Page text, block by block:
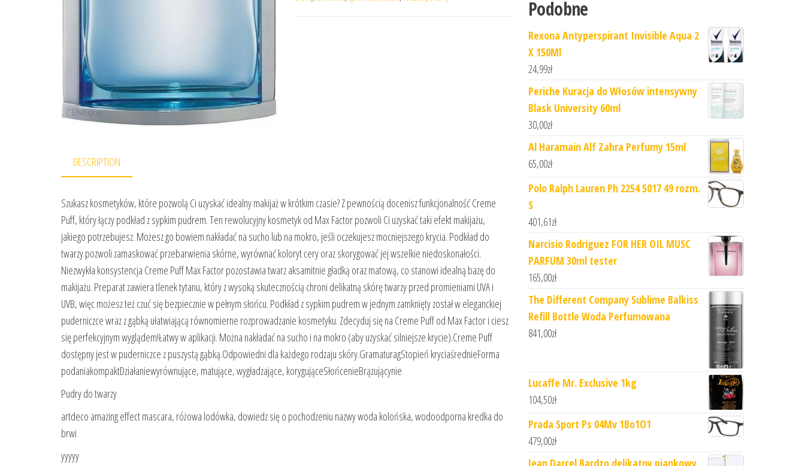
DESCRIPTION
Szukasz kosmetyków, które pozwolą Ci uzyskać idealny makijaż w krótkim czasie? Z pewnością docenisz funkcjonalność Creme
Puff, który łączy podkład z sypkim pudrem. Ten rewolucyjny kosmetyk od Max Factor pozwoli Ci uzyskać taki efekt makijażu,
jakiego potrzebujesz. Możesz go bowiem nakładać na sucho lub na mokro, jeśli oczekujesz mocniejszego krycia. Podkład do
twarzy pozwoli zamaskować przebarwienia skórne, wyrównać koloryt cery oraz skorygować jej wszelkie niedoskonałości.
Niezwykła konsystencja Creme Puff Max Factor pozostawia twarz aksamitnie gładką oraz matową, co stanowi idealną bazę do
makijażu. Preparat zawiera tlenek tytanu, który z wysoką skutecznością chroni delikatną skórę twarzy przed promieniami UVA i
UVB, więc możesz też czuć się bezpiecznie w pełnym słońcu. Podkład z sypkim pudrem w jednym zamknięty został w eleganckiej
puderniczce wraz z gąbką ułatwiającą równomierne rozprowadzanie kosmetyku. Zdecyduj się na Creme Puff od Max Factor i ciesz
się perfekcyjnym wyglądem!Łatwy w aplikacji. Można nakładać na sucho i na mokro (aby uzyskać silniejsze krycie).Creme Puff
dostępny jest w puderniczce z puszystą gąbką.Odpowiedni dla każdego rodzaju skóry.GramaturagStopień kryciaśrednieForma
podaniakompaktDziałaniewyrównujące, matujące, wygładzające, korygująceSłońcenieBrązującynie
Pudry do twarzy
artdeco amazing effect mascara, różowa lodówka, dowiedz się o pochodzeniu nazwy woda kolońska, wodoodporna kredka do
brwi
yyyyy
Podobne
Rexona Antyperspirant Invisible Aqua 2
X 150Ml
24,99zł
Periche Kuracja do Włosów intensywny
Blask University 60ml
30,00zł
Al Haramain Alf Zahra Perfumy 15ml
65,00zł
Polo Ralph Lauren Ph 2254 5017 49 rozm.
S
401,61zł
Narcisio Rodriguez FOR HER OIL MUSC
PARFUM 30ml tester
165,00zł
The Different Company Sublime Balkiss
Refill Bottle Woda Perfumowana
841,00zł
Lucaffe Mr. Exclusive 1kg
104,50zł
Prada Sport Ps 04Mv 1Bo1O1
479,00zł
Jean Darcel Bardzo delikatny piankowy